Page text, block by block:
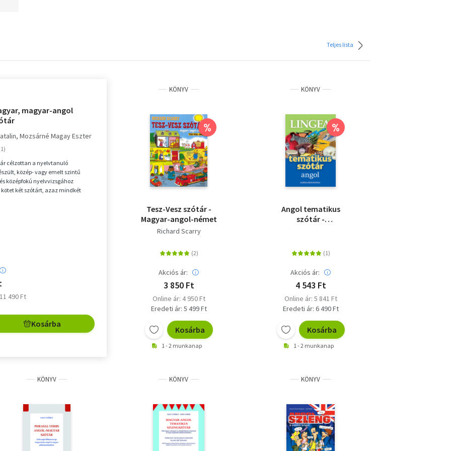
Teljes lista
magyar-angol
Mozsárné Magay Eszter
célzottan a nyelvtanuló
közép- vagy emelt szintű
középfokú nyelvvizsgához
két szótárt, azaz mindkét
490 Ft
Kosárba
KÖNYV
%
Tesz-Vesz szótár -
Magyar-angol-német
Richard Scarry
Akciós ár:
3 850 Ft
Online ár: 4 950 Ft
Eredeti ár: 5 499 Ft
Kosárba
1 - 2 munkanap
KÖNYV
%
Angol tematikus
szótár -
Akciós ár:
4 543 Ft
Online ár: 5 841 Ft
Eredeti ár: 6 490 Ft
Kosárba
1 - 2 munkanap
KÖNYV KÖNYV KÖNYV